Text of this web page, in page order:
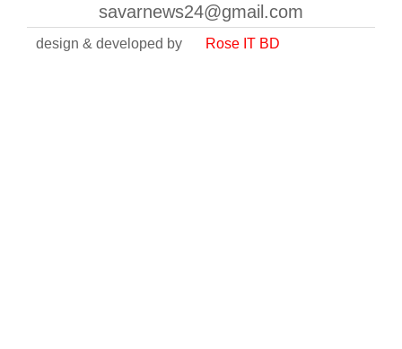
savarnews24@gmail.com
design & developed by Rose IT BD